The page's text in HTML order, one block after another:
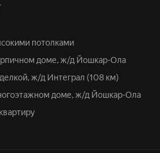
потолками
доме, ж/д Йошкар-Ола
ж/д Интеграл (108 км)
доме, ж/д Йошкар-Ола